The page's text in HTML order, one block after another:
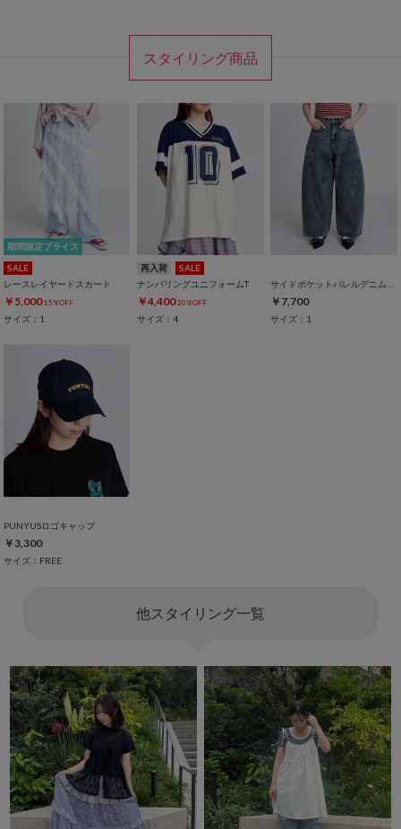
スタイリング商品
期間限定プライス
SALE
レースレイヤードスカート
￥5,000 15%OFF
サイズ：1
再入荷
SALE
ナンバリングユニフォームT
￥4,400 20%OFF
サイズ：4
￥7,700
サイズ：1
PUNYUSロゴキャップ
￥3,300
サイズ：FREE
他スタイリング一覧